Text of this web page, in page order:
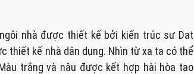
nhà được thiết kế bởi kiến trúc sư Dat
thiết kế nhà dân dụng. Nhìn từ xa ta có thể
trắng và nâu được kết hợp hài hòa tạo